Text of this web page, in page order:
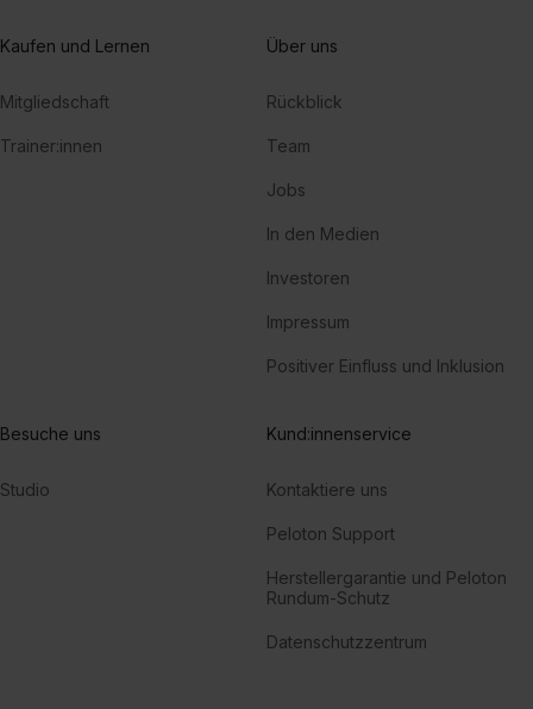
Kaufen und Lernen
Mitgliedschaft
Trainer:innen
Über uns
Rückblick
Team
Jobs
In den Medien
Investoren
Impressum
Positiver Einfluss und Inklusion
Besuche uns
Studio
Kund:innenservice
Kontaktiere uns
Peloton Support
Herstellergarantie und Peloton
Rundum-Schutz
Datenschutzzentrum